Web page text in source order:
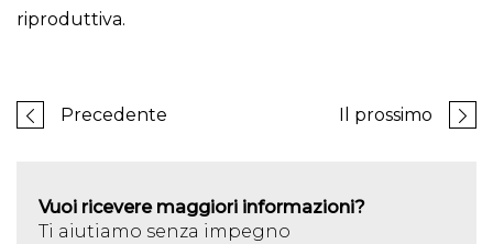
riproduttiva.
Precedente Il prossimo
Vuoi ricevere maggiori informazioni?
Ti aiutiamo senza impegno